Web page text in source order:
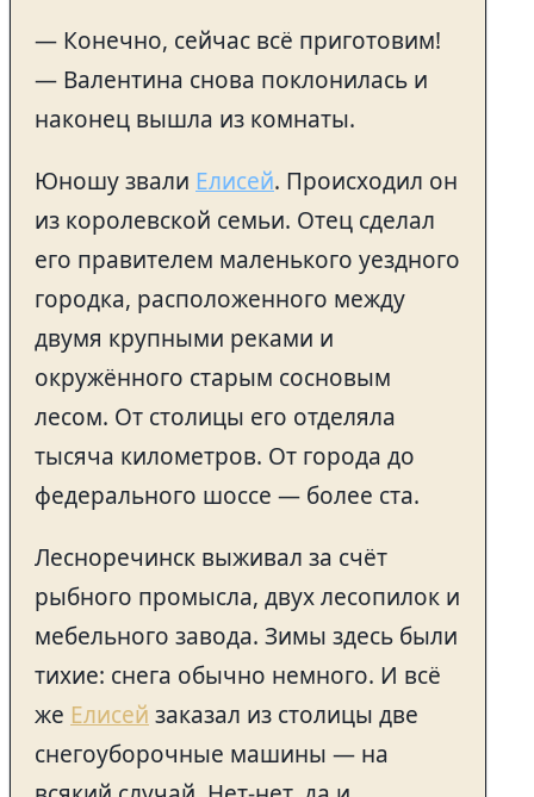
— Конечно, сейчас всё приготовим!
— Валентина снова поклонилась и
наконец вышла из комнаты.
Юношу звали Елисей. Происходил он
из королевской семьи. Отец сделал
его правителем маленького уездного
городка, расположенного между
двумя крупными реками и
окружённого старым сосновым
лесом. От столицы его отделяла
тысяча километров. От города до
федерального шоссе — более ста.
Лесноречинск выживал за счёт
рыбного промысла, двух лесопилок и
мебельного завода. Зимы здесь были
тихие: снега обычно немного. И всё
же Елисей заказал из столицы две
снегоуборочные машины — на